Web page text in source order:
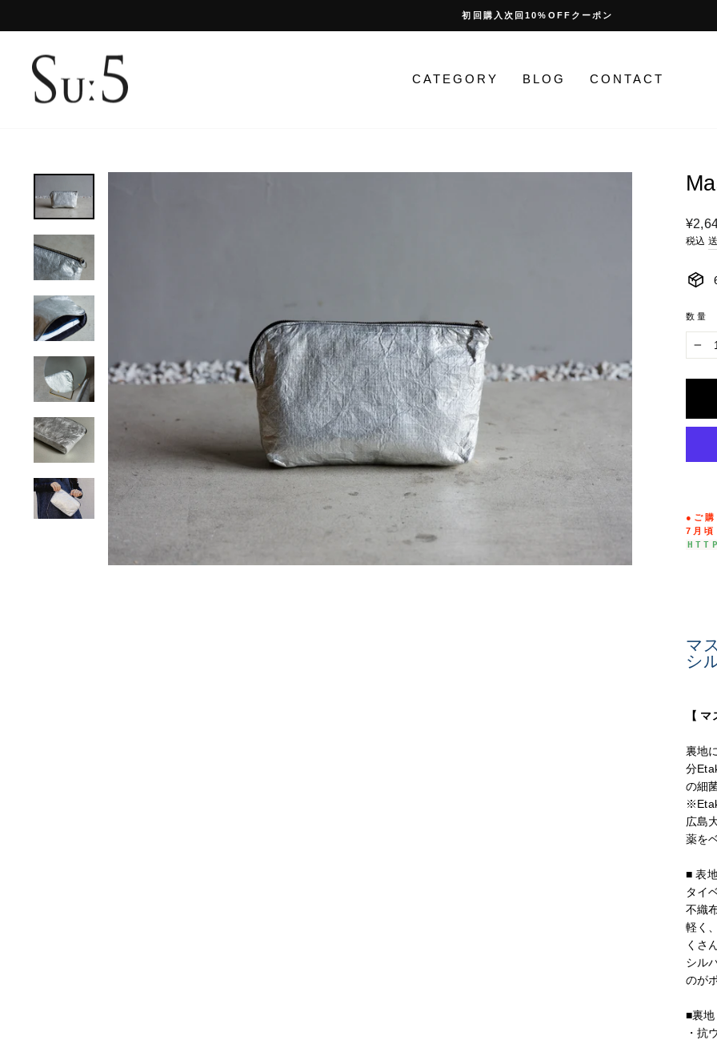
停
初回購入次回10%OFFクーポン
CATEGORY BLOG CONTACT
通
常
格
税込
数量
●ご
7 月
マ
シ
【 マ
裏地
分
の細
広島
薬を
■ 表
タイ
不織
軽く
くさ
シル
のが
■裏
・抗